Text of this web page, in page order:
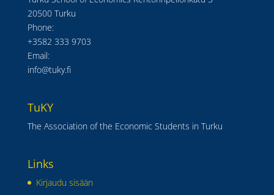
20500 Turku
Phone:
+3582 333 9703
Email:
info@tuky.fi
TuKY
The Association of the Economic Students in Turku
Links
Kirjaudu sisään